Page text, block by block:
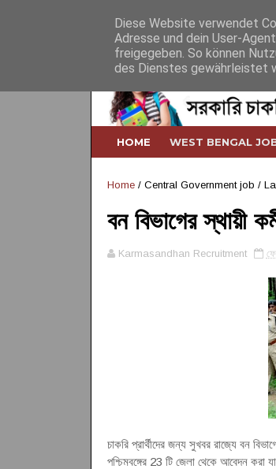
HOME WEST BENGAL
Home/ Central Government job /
বন বিভাগের
Karmasandhan Recruitment
চাকরি প্রার্থীদের জন্য সুখবর রাজ্যে বন
পশ্চিমবঙ্গের 23 টি জেলা থেকে আবেদন
Diese Website verwendet
Adresse und dein User-
freigegeben. So können
des Dienstes gewährleistet